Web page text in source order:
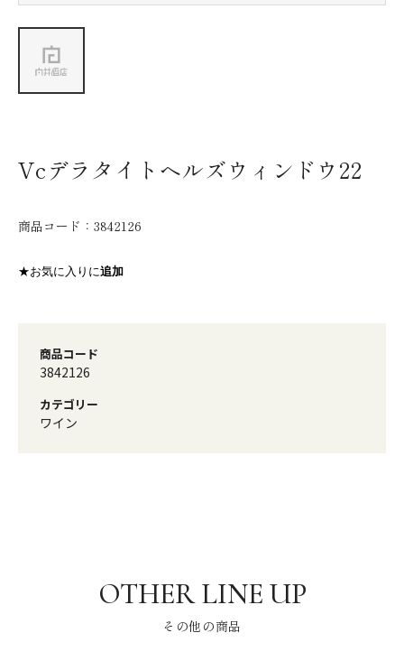
Vcデラタイトヘルズウィンドウ22
商品コード： 3842126
★お気に入りに追加
商品コード
3842126
カテゴリー
ワイン
その他の商品